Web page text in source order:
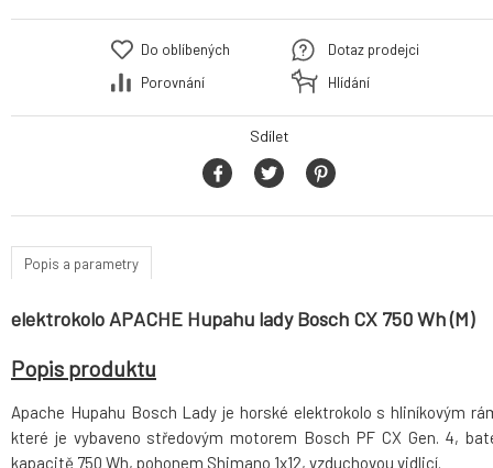
Do oblíbených
Porovnání
Dotaz prodejci
Hlídání
Sdílet
Popis a parametry
elektrokolo APACHE Hupahu lady Bosch CX 750 Wh (M)
Popis produktu
Apache Hupahu Bosch Lady je horské elektrokolo s hliníkovým
které je vybaveno středovým motorem Bosch PF CX Gen. 4,
kapacitě 750 Wh, pohonem Shimano 1x12, vzduchovou vidlicí.